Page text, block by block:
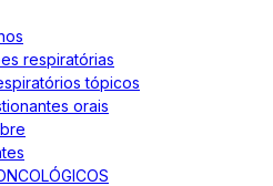
respiratórias
tópicos
orais